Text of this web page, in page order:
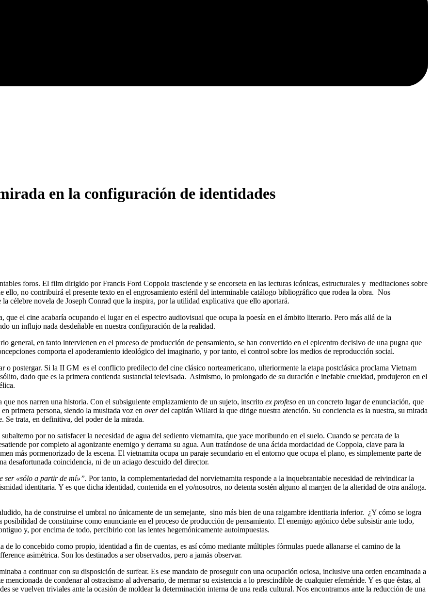
en la configuración de identidades
foros. El film dirigido por Francis Ford Coppola trasciende y se encorseta en las lecturas icónicas, estructurales y meditaciones sobre
ello, no contribuirá el presente texto en el engrosamiento estéril del interminable catálogo bibliográfico que rodea la obra. Nos
célebre novela de Joseph Conrad que la inspira, por la utilidad explicativa que ello aportará.
el cine acabaría ocupando el lugar en el espectro audiovisual que ocupa la poesía en el ámbito literario. Pero más allá de la
un influjo nada desdeñable en nuestra configuración de la realidad.
general, en tanto intervienen en el proceso de producción de pensamiento, se han convertido en el epicentro decisivo de una pugna que
comporta el apoderamiento ideológico del imaginario, y por tanto, el control sobre los medios de reproducción social.
o postergar. Si la II GM es el conflicto predilecto del cine clásico norteamericano, ulteriormente la etapa postclásica proclama Vietnam
dado que es la primera contienda sustancial televisada. Asimismo, lo prolongado de su duración e inefable crueldad, produjeron en el
nos narren una historia. Con el subsiguiente emplazamiento de un sujeto, inscrito ex profeso en un concreto lugar de enunciación, que
primera persona, siendo la musitada voz en overdel capitán Willard la que dirige nuestra atención. Su conciencia es la nuestra, su mirada
Se trata, en definitiva, del poder de la mirada.
por no satisfacer la necesidad de agua del sediento vietnamita, que yace moribundo en el suelo. Cuando se percata de la
por completo al agonizante enemigo y derrama su agua. Aun tratándose de una ácida mordacidad de Coppola, clave para la
más pormenorizado de la escena. El vietnamita ocupa un paraje secundario en el entorno que ocupa el plano, es simplemente parte de
desafortunada coincidencia, ni de un aciago descuido del director.
ser «sólo a partir de mí»”. Por tanto, la complementariedad del norvietnamita responde a la inquebrantable necesidad de reivindicar la
identitaria. Y es que dicha identidad, contenida en el yo/nosotros, no detenta sostén alguno al margen de la alteridad de otra análoga.
ha de construirse el umbral no únicamente de un semejante, sino más bien de una raigambre identitaria inferior. ¿Y cómo se logra
de constituirse como enunciante en el proceso de producción de pensamiento. El enemigo agónico debe subsistir ante todo,
y, por encima de todo, percibirlo con las lentes hegemónicamente autoimpuestas.
lo concebido como propio, identidad a fin de cuentas, es así cómo mediante múltiples fórmulas puede allanarse el camino de la
asimétrica. Son los destinados a ser observados, pero a jamás observar.
a continuar con su disposición de surfear. Es ese mandato de proseguir con una ocupación ociosa, inclusive una orden encaminada a
de condenar al ostracismo al adversario, de mermar su existencia a lo prescindible de cualquier efeméride. Y es que éstas, al
se vuelven triviales ante la ocasión de moldear la determinación interna de una regla cultural. Nos encontramos ante la reducción de una